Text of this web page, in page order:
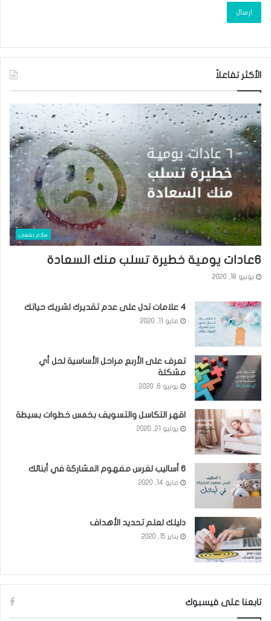
الأكثر تفاعلاً
سلام نفسى
٦عادات يومية خطيرة تسلب منك السعادة
يونيو 18, 2020
٤ علامات تدل على عدم تقديرك لشريك حياتك
مايو 11, 2020
تعرف على الأربع مراحل الأساسية لحل أي
مشكلة
يونيو 6, 2020
اقهر التكاسل والتسويف بخمس خطوات بسيطة
يوليو 21, 2020
6 أساليب لغرس مفهوم المشاركة في أبنائك
مايو 14, 2020
دليلك لعلم تحديد الأهداف
يناير 15, 2020
تابعنا على فيسبوك